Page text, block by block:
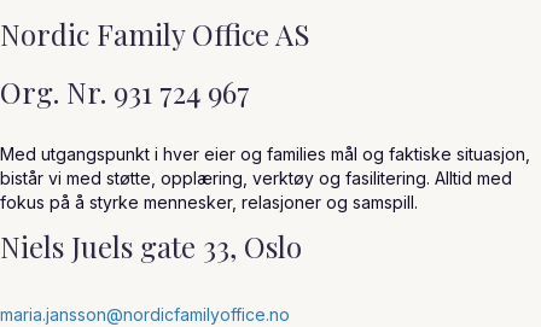
Nordic Family Office AS
Org. Nr. 931 724 967
Med utgangspunkt i hver eier og families mål og faktiske situasjon,
bistår vi med støtte, opplæring, verktøy og fasilitering. Alltid med
fokus på å styrke mennesker, relasjoner og samspill.
Niels Juels gate 33, Oslo
maria.jansson@nordicfamilyoffice.no